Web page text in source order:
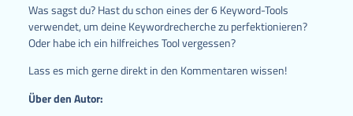
Was sagst du? Hast du schon eines der 6 Keyword-Tools
verwendet, um deine Keywordrecherche zu perfektionieren?
Oder habe ich ein hilfreiches Tool vergessen?
Lass es mich gerne direkt in den Kommentaren wissen!
Über den Autor: